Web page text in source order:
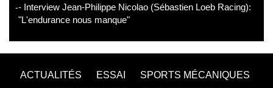
- Interview Jean-Philippe Nicolao (Sébastien Loeb Racing):
"L'endurance nous manque"
ACTUALITÉS ESSAI
SPORTS MÉCANIQUES